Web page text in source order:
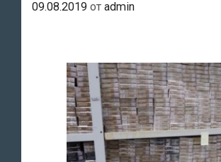
09.08.2019 от admin